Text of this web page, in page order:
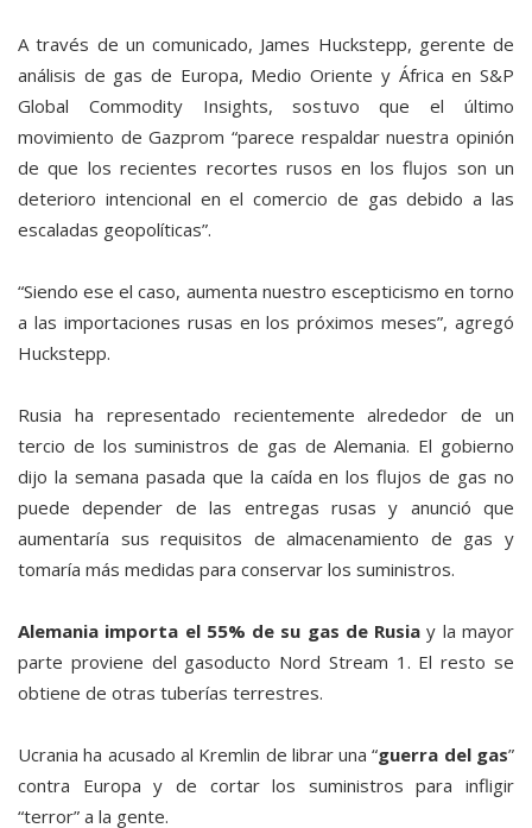
A través de un comunicado, James Huckstepp, gerente de
análisis de gas de Europa, Medio Oriente y África en S&P
Global Commodity Insights, sostuvo que el último
movimiento de Gazprom “parece respaldar nuestra opinión
de que los recientes recortes rusos en los flujos son un
deterioro intencional en el comercio de gas debido a las
escaladas geopolíticas”.
“Siendo ese el caso, aumenta nuestro escepticismo en torno
a las importaciones rusas en los próximos meses”, agregó
Huckstepp.
Rusia ha representado recientemente alrededor de un
tercio de los suministros de gas de Alemania. El gobierno
dijo la semana pasada que la caída en los flujos de gas no
puede depender de las entregas rusas y anunció que
aumentaría sus requisitos de almacenamiento de gas y
tomaría más medidas para conservar los suministros.
Alemania importa el 55% de su gas de Rusia y la mayor
parte proviene del gasoducto Nord Stream 1. El resto se
obtiene de otras tuberías terrestres.
Ucrania ha acusado al Kremlin de librar una “guerra del gas”
contra Europa y de cortar los suministros para infligir
“terror” a la gente.